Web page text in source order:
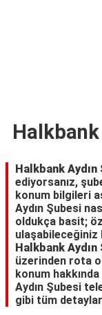
Halkbank
Halkbank
ediyorsanız,
konum bilgileri
Aydın Şubesi
oldukça basit;
ulaşabileceğiniz
Halkbank
üzerinden rota
konum
Aydın Şubesi
gibi tüm